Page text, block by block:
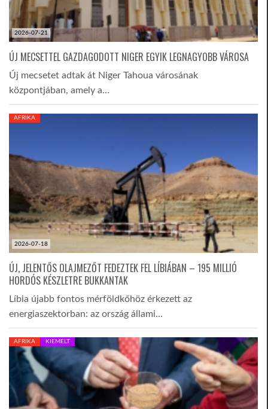
2026-07-21
ÚJ MECSETTEL GAZDAGODOTT NIGER EGYIK LEGNAGYOBB VÁROSA
Új mecsetet adtak át Niger Tahoua városának
központjában, amely a…
2026-07-18
AFRIKA
ÚJ, JELENTŐS OLAJMEZŐT FEDEZTEK FEL LÍBIÁBAN – 195 MILLIÓ
HORDÓS KÉSZLETRE BUKKANTAK
Líbia újabb fontos mérföldkőhöz érkezett az
energiaszektorban: az ország állami…
AFRIKA KIEMELT